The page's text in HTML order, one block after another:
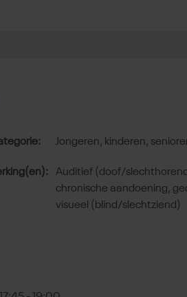
jongeren, kinderen,
auditief (doof/slechthorend), autisme spectrum stoornis,
chronische aandoening,
visueel (blind/slechtziend)